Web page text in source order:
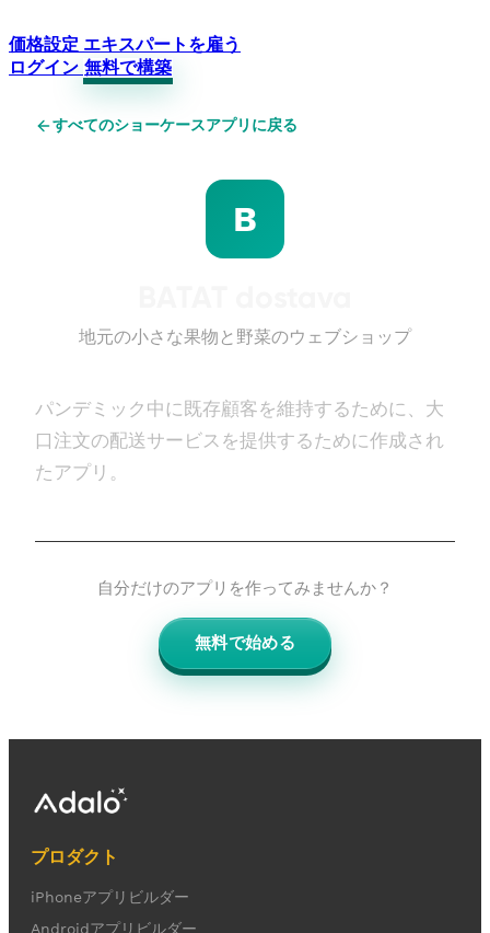
価格設定 エキスパートを雇う
ログイン 無料で構築
すべてのショーケースアプリに戻る
B
地元の小さな果物と野菜のウェブショップ
パンデミック中に既存顧客を維持するために、大
口注文の配送サービスを提供するために作成され
たアプリ。
自分だけのアプリを作ってみませんか？
無料で始める
プロダクト
iPhoneアプリビルダー
Androidアプリビルダー